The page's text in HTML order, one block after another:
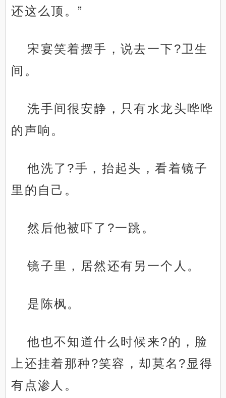
还这么顶。”
宋宴笑着摆手，说去一下?卫生
间。
洗手间很安静，只有水龙头哗哗
的声响。
他洗了?手，抬起头，看着镜子
里的自己。
然后他被吓了?一跳。
镜子里，居然还有另一个人。
是陈枫。
他也不知道什么时候来?的，脸
上还挂着那种?笑容，却莫名?显得
有点渗人。